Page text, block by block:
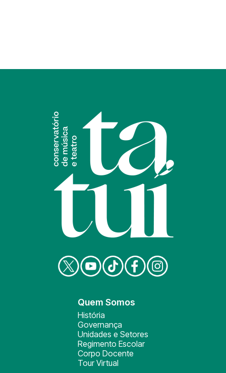
Quem Somos
História
Governança
Unidades e Setores
Regimento Escolar
Corpo Docente
Tour Virtual